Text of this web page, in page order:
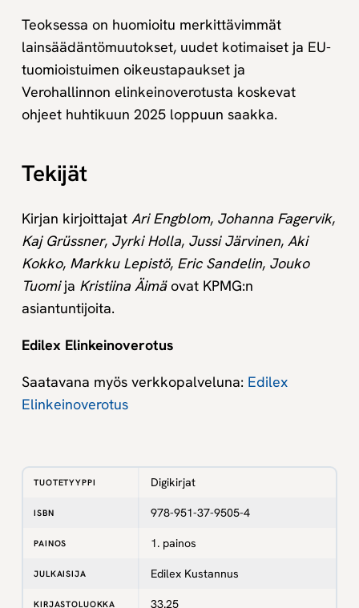
Teoksessa on huomioitu merkittävimmät
lainsäädäntömuutokset, uudet kotimaiset ja EU-
tuomioistuimen oikeustapaukset ja
Verohallinnon elinkeinoverotusta koskevat
ohjeet huhtikuun 2025 loppuun saakka.
Tekijät
Kirjan kirjoittajat Ari Engblom, Johanna Fagervik,
Kaj Grüssner, Jyrki Holla, Jussi Järvinen, Aki
Kokko, Markku Lepistö, Eric Sandelin, Jouko
Tuomija Kristiina Äimäovat KPMG:n
asiantuntijoita.
Edilex Elinkeinoverotus
Saatavana myös verkkopalveluna: Edilex
Elinkeinoverotus
TUOTETYYPPI Digikirjat
ISBN 978-951-37-9505-4
PAINOS 1. painos
JULKAISIJA Edilex Kustannus
KIRJASTOLUOKKA 33.25